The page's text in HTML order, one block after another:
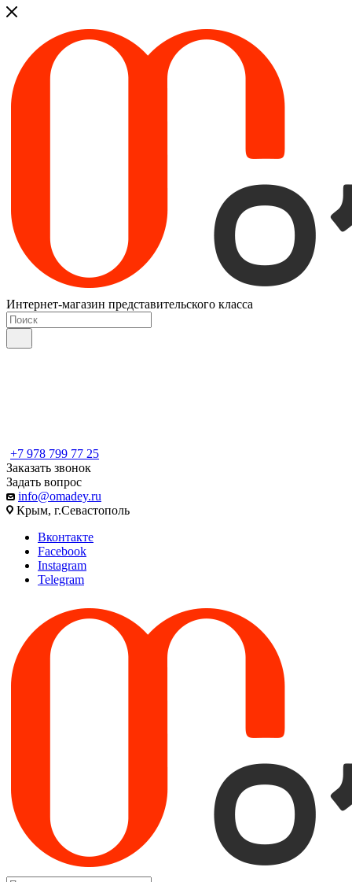
Интернет-магазин представительского класса
+7 978 799 77 25
Заказать звонок
Задать вопрос
info@omadey.ru
Крым, г.Севастополь
Вконтакте
Facebook
Instagram
Telegram